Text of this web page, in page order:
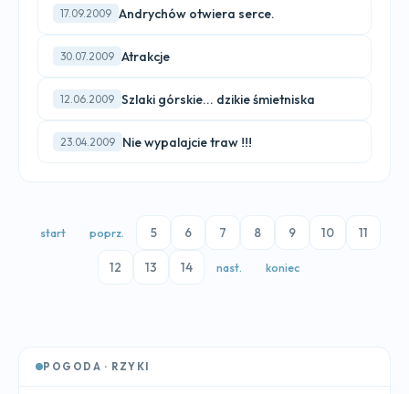
17.09.2009 Andrychów otwiera serce.
30.07.2009 Atrakcje
12.06.2009 Szlaki górskie... dzikie śmietniska
23.04.2009 Nie wypalajcie traw !!!
start poprz. 5 6 7 8 9 10 11
12 13 14 nast. koniec
POGODA · RZYKI